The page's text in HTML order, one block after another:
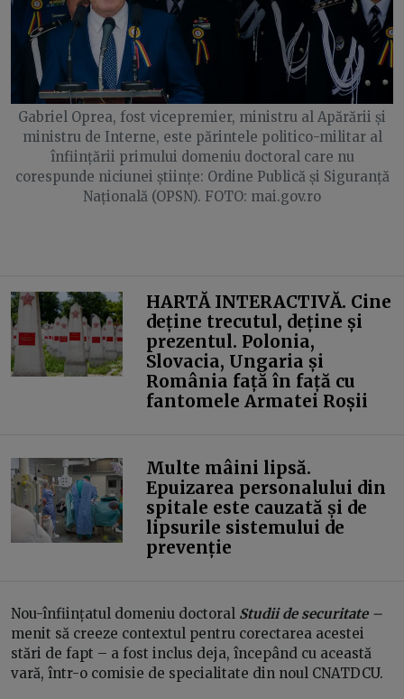
Gabriel Oprea, fost vicepremier, ministru al Apărării și
ministru de Interne, este părintele politico-militar al
înființării primului domeniu doctoral care nu
corespunde niciunei științe: Ordine Publică și Siguranță
Națională (OPSN). FOTO: mai.gov.ro
HARTĂ INTERACTIVĂ. Cine
deține trecutul, deține și
prezentul. Polonia,
Slovacia, Ungaria și
România față în față cu
fantomele Armatei Roșii
Multe mâini lipsă.
Epuizarea personalului din
spitale este cauzată și de
lipsurile sistemului de
prevenție
Nou-înființatul domeniu doctoral Studii de securitate–
menit să creeze contextul pentru corectarea acestei
stări de fapt – a fost inclus deja, începând cu această
vară, într-o comisie de specialitate din noul CNATDCU.